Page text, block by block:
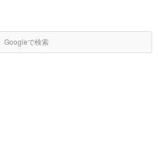
Googleで検索